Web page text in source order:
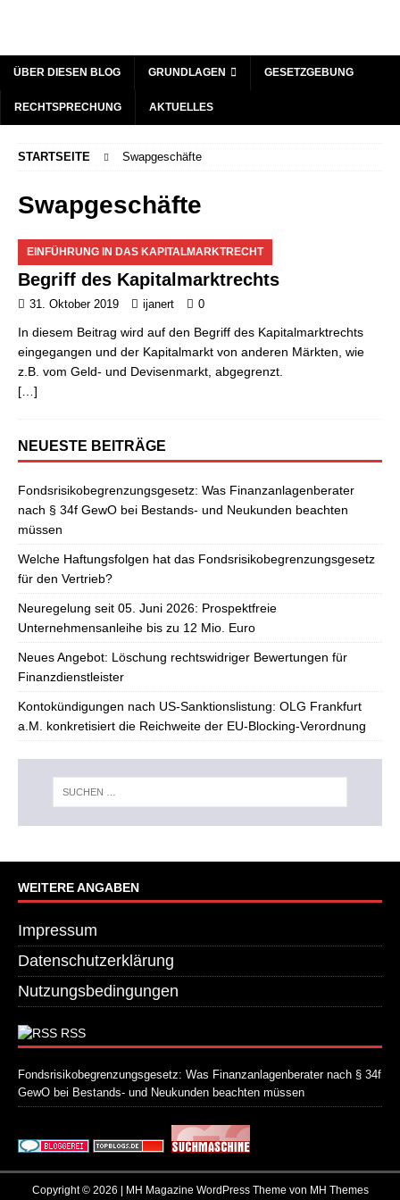
ÜBER DIESEN BLOG GRUNDLAGEN GESETZGEBUNG
RECHTSPRECHUNG AKTUELLES
STARTSEITE Swapgeschäfte
Swapgeschäfte
EINFÜHRUNG IN DAS KAPITALMARKTRECHT
Begriff des Kapitalmarktrechts
31. Oktober 2019 ijanert 0
In diesem Beitrag wird auf den Begriff des Kapitalmarktrechts
eingegangen und der Kapitalmarkt von anderen Märkten, wie
z.B. vom Geld- und Devisenmarkt, abgegrenzt.
[…]
NEUESTE BEITRÄGE
Fondsrisikobegrenzungsgesetz: Was Finanzanlagenberater
nach § 34f GewO bei Bestands- und Neukunden beachten
müssen
Welche Haftungsfolgen hat das Fondsrisikobegrenzungsgesetz
für den Vertrieb?
Neuregelung seit 05. Juni 2026: Prospektfreie
Unternehmensanleihe bis zu 12 Mio. Euro
Neues Angebot: Löschung rechtswidriger Bewertungen für
Finanzdienstleister
Kontokündigungen nach US-Sanktionslistung: OLG Frankfurt
a.M. konkretisiert die Reichweite der EU-Blocking-Verordnung
WEITERE ANGABEN
Impressum
Datenschutzerklärung
Nutzungsbedingungen
RSS
Fondsrisikobegrenzungsgesetz: Was Finanzanlagenberater nach § 34f
GewO bei Bestands- und Neukunden beachten müssen
Copyright © 2026 | MH Magazine WordPress Theme von MH Themes